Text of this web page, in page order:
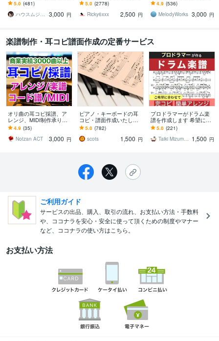
リブ/コード譜/マスター譜
5.0 (481)
ハウスムジーク
3,000 円
トフルコーラス¥2,500
5.0 (2778)
Ricky6xxx
2,500 円
の"弾きたい"をお手伝いし
ます。
4.9 (536)
MelodyWorks 3,000 円
楽譜制作・耳コピ譜面作成の定番サービス
オリ曲の耳コピ採譜、ア
レンジ、MIDI制作承りま
す 着メロ、カラオケ等の
全パート耳コピ商業実績3
000曲以上！
4.9 (35)
Notzan ACT
3,000 円
ピアノ・キーボードの耳
コピ・譜面作成いたしま
す 弾きたい曲の楽譜がな
い方へ。キーボード以外
もOK！
5.0 (782)
scots
1,500 円
プロドラマーがドラム楽
譜を作成します 希望に合
わせて完コピ、簡単アレ
ンジなど対応できます
5.0 (221)
Taiki Mizumoto 1,500 円
ご利用ガイド
サービスの出品、購入、取引の流れ、お支払い方法・手数料
や、ココナラを安心・安全に使って頂くための制度やマナー
など、ココナラの使い方はこちら。
お支払い方法